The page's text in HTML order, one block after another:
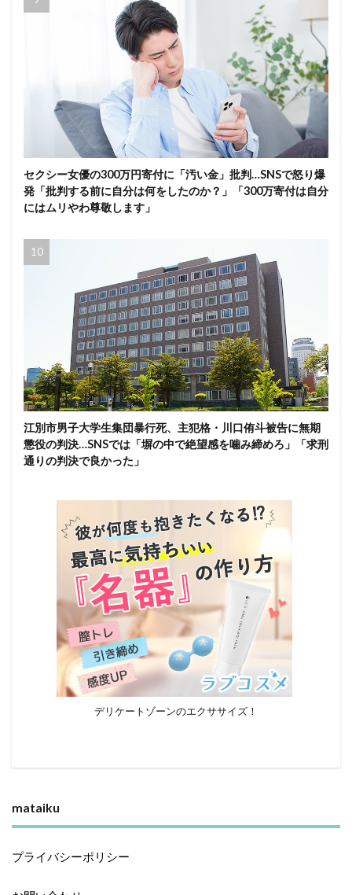
セクシー女優の300万円寄付に「汚い金」批判…SNSで怒り爆
発「批判する前に自分は何をしたのか？」「300万寄付は自分
にはムリやわ尊敬します」
江別市男子大学生集団暴行死、主犯格・川口侑斗被告に無期
懲役の判決…SNSでは「塀の中で絶望感を噛み締めろ」「求刑
通りの判決で良かった」
デリケートゾーンのエクササイズ！
mataiku
プライバシーポリシー